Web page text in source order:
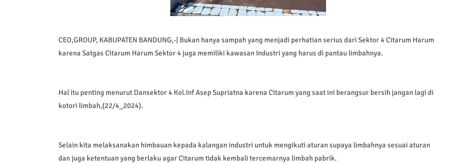
CEO,GROUP, KABUPATEN BANDUNG,-| Bukan hanya sampah yang menjadi perhatian serius dari Sektor 4 Citarum Harum
karena Satgas Citarum Harum Sektor 4 juga memiliki kawasan Industri yang harus di pantau limbahnya.
Hal itu penting menurut Dansektor 4 Kol.Inf Asep Supriatna karena Citarum yang saat ini berangsur bersih jangan lagi di
kotori limbah,(22/4_2024).
Selain kita melaksanakan himbauan kepada kalangan industri untuk mengikuti aturan supaya limbahnya sesuai aturan
dan juga ketentuan yang berlaku agar Citarum tidak kembali tercemarnya limbah pabrik.